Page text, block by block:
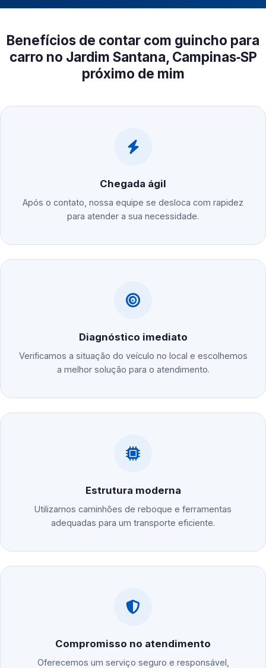
Benefícios de contar com guincho para
carro no Jardim Santana, Campinas‑SP
próximo de mim
Chegada ágil
Após o contato, nossa equipe se desloca com rapidez
para atender a sua necessidade.
Diagnóstico imediato
Verificamos a situação do veículo no local e escolhemos
a melhor solução para o atendimento.
Estrutura moderna
Utilizamos caminhões de reboque e ferramentas
adequadas para um transporte eficiente.
Compromisso no atendimento
Oferecemos um serviço seguro e responsável,